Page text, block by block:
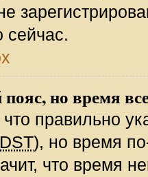
сейчас.
но время
правильно
DST), но время
что время